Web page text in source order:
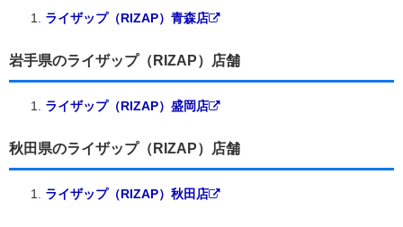
ライザップ（RIZAP）青森店
岩手県のライザップ（RIZAP）店舗
ライザップ（RIZAP）盛岡店
秋田県のライザップ（RIZAP）店舗
ライザップ（RIZAP）秋田店